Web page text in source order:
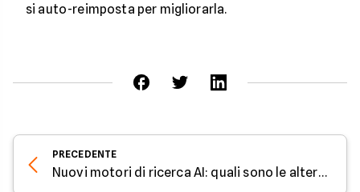
si auto-reimposta per migliorarla.
PRECEDENTE
Nuovi motori di ricerca AI: quali sono le alternative a Google - Parola all'Esperto di Facile.it